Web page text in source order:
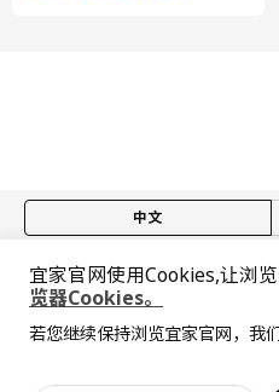
抱歉，该商品在所选地区暂时缺货。
中文
© Inter IKEA
隐私政策
上海工商 沪公网安备
宜家AI购物助手算法 网信算
全屋设
宜家官网使用Cookies,让浏览
览器Cookies。
若您继续保持浏览宜家官网，我